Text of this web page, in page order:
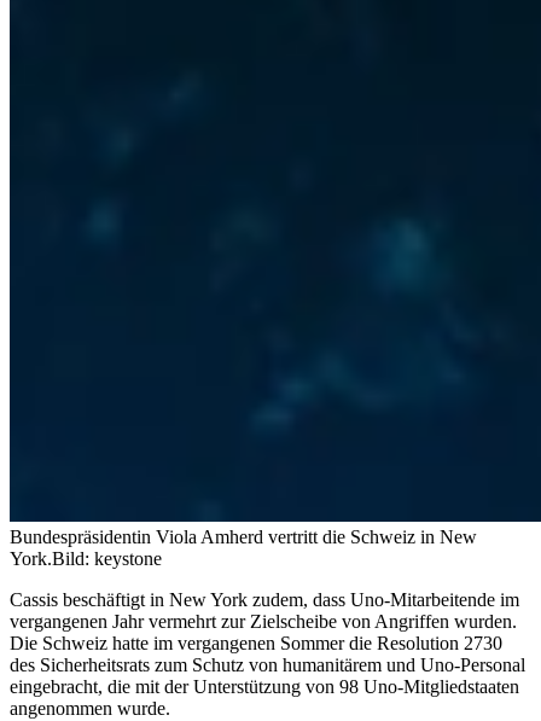
Bundespräsidentin Viola Amherd vertritt die Schweiz in New
York.Bild: keystone
Cassis beschäftigt in New York zudem, dass Uno-Mitarbeitende im
vergangenen Jahr vermehrt zur Zielscheibe von Angriffen wurden.
Die Schweiz hatte im vergangenen Sommer die Resolution 2730
des Sicherheitsrats zum Schutz von humanitärem und Uno-Personal
eingebracht, die mit der Unterstützung von 98 Uno-Mitgliedstaaten
angenommen wurde.